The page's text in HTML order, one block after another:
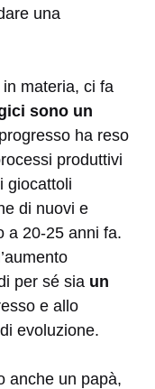
una
materia, ci fa
sono un
ha reso
produttivi
giocattoli
di nuovi e
a 20-25 anni fa.
per sé sia un
e allo
evoluzione.
anche un papà,